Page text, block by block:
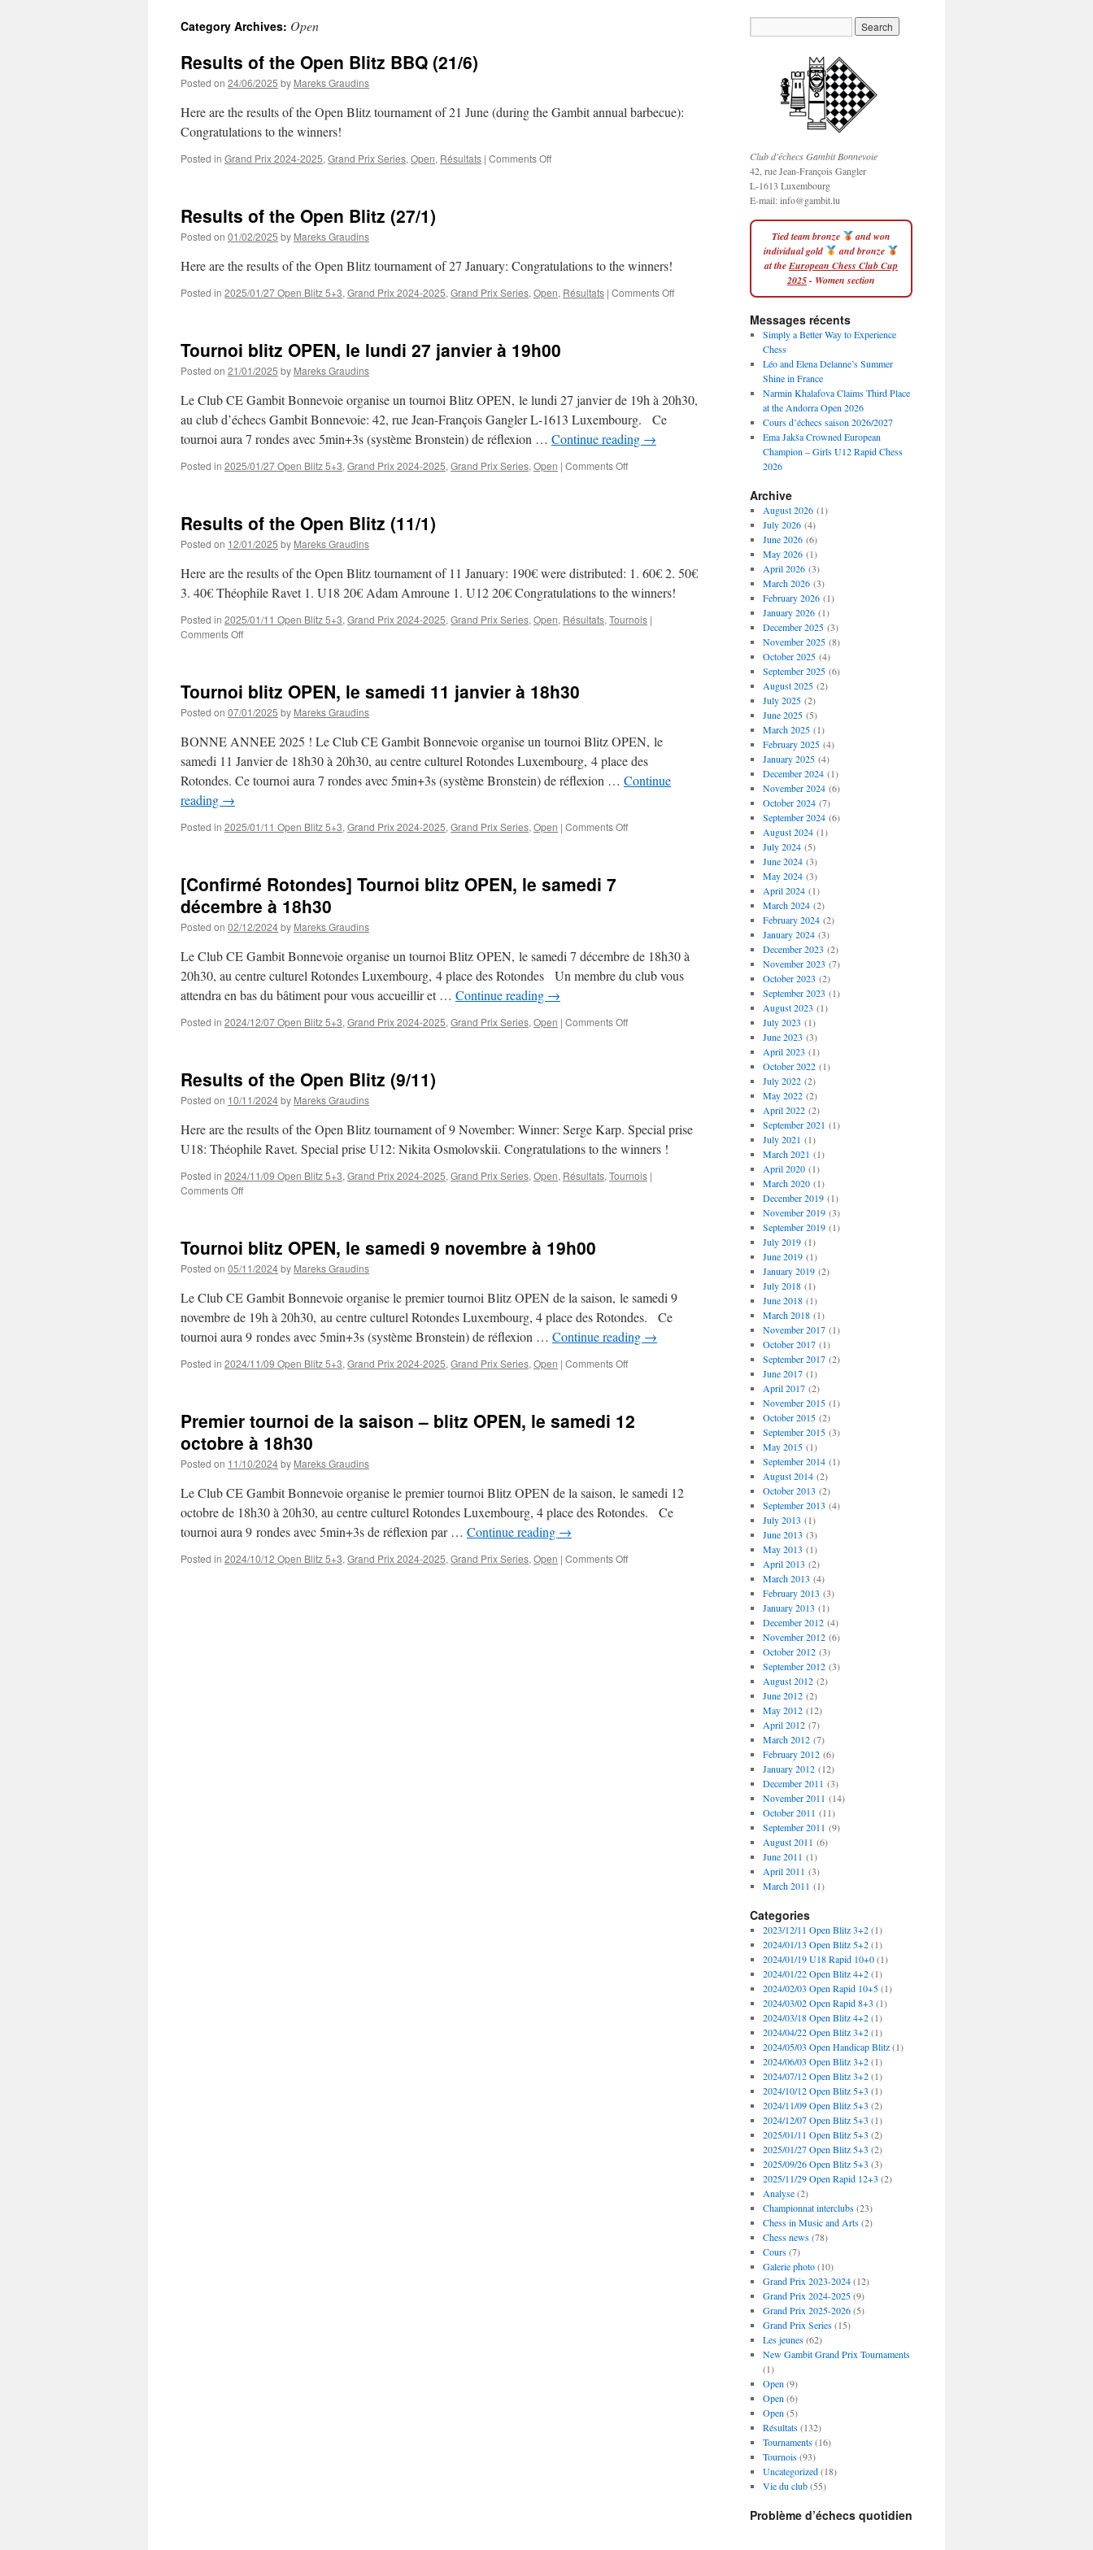
Category Archives: Open
Results of the Open Blitz BBQ (21/6)
Posted on 24/06/2025 by Mareks Graudins
Here are the results of the Open Blitz tournament of 21 June (during the Gambit annual barbecue):
Congratulations to the winners!
Posted in Grand Prix 2024-2025, Grand Prix Series, Open, Résultats | Comments Offon
(21/6)
Results of the Open Blitz (27/1)
Posted on 01/02/2025 by Mareks Graudins
Here are the results of the Open Blitz tournament of 27 January: Congratulations to the winners!
Posted in 2025/01/27 Open Blitz 5+3, Grand Prix 2024-2025, Grand Prix Series, Open, Résultats | Comments Offon
Tournoi blitz OPEN, le lundi 27 janvier à 19h00
Posted on 21/01/2025 by Mareks Graudins
Le Club CE Gambit Bonnevoie organise un tournoi Blitz OPEN, le lundi 27 janvier de 19h à 20h30,
au club d’échecs Gambit Bonnevoie: 42, rue Jean-François Gangler L-1613 Luxembourg. Ce
tournoi aura 7 rondes avec 5min+3s (système Bronstein) de réflexion … Continue reading →
Posted in 2025/01/27 Open Blitz 5+3, Grand Prix 2024-2025, Grand Prix Series, Open | Comments Offon
janvier
à
19h00
Results of the Open Blitz (11/1)
Posted on 12/01/2025 by Mareks Graudins
Here are the results of the Open Blitz tournament of 11 January: 190€ were distributed: 1. 60€ 2. 50€
3. 40€ Théophile Ravet 1. U18 20€ Adam Amroune 1. U12 20€ Congratulations to the winners!
Posted in 2025/01/11 Open Blitz 5+3, Grand Prix 2024-2025, Grand Prix Series, Open, Résultats, Tournois |
Comments Offon
Open
Blitz
(11/1)
Tournoi blitz OPEN, le samedi 11 janvier à 18h30
Posted on 07/01/2025 by Mareks Graudins
BONNE ANNEE 2025 ! Le Club CE Gambit Bonnevoie organise un tournoi Blitz OPEN, le
samedi 11 Janvier de 18h30 à 20h30, au centre culturel Rotondes Luxembourg, 4 place des
Rotondes. Ce tournoi aura 7 rondes avec 5min+3s (système Bronstein) de réflexion … Continue
reading →
Posted in 2025/01/11 Open Blitz 5+3, Grand Prix 2024-2025, Grand Prix Series, Open | Comments Offon
18h30
[Confirmé Rotondes] Tournoi blitz OPEN, le samedi 7
décembre à 18h30
Posted on 02/12/2024by Mareks Graudins
Le Club CE Gambit Bonnevoie organise un tournoi Blitz OPEN, le samedi 7 décembre de 18h30 à
20h30, au centre culturel Rotondes Luxembourg, 4 place des Rotondes Un membre du club vous
attendra en bas du bâtiment pour vous accueillir et … Continue reading →
Posted in 2024/12/07 Open Blitz 5+3, Grand Prix 2024-2025, Grand Prix Series, Open | Comments Offon
samedi
7
décembre
18h30
Results of the Open Blitz (9/11)
Posted on 10/11/2024by Mareks Graudins
Here are the results of the Open Blitz tournament of 9 November: Winner: Serge Karp. Special prise
U18: Théophile Ravet. Special prise U12: Nikita Osmolovskii. Congratulations to the winners !
Posted in 2024/11/09 Open Blitz 5+3, Grand Prix 2024-2025, Grand Prix Series, Open, Résultats, Tournois |
Comments Offon
Open
Blitz
(9/11)
Tournoi blitz OPEN, le samedi 9 novembre à 19h00
Posted on 05/11/2024by Mareks Graudins
Le Club CE Gambit Bonnevoie organise le premier tournoi Blitz OPEN de la saison, le samedi 9
novembre de 19h à 20h30, au centre culturel Rotondes Luxembourg, 4 place des Rotondes. Ce
tournoi aura 9 rondes avec 5min+3s (système Bronstein) de réflexion … Continue reading →
Posted in 2024/11/09 Open Blitz 5+3, Grand Prix 2024-2025, Grand Prix Series, Open | Comments Offon
le
19h00
Premier tournoi de la saison – blitz OPEN, le samedi 12
octobre à 18h30
Posted on 11/10/2024by Mareks Graudins
Le Club CE Gambit Bonnevoie organise le premier tournoi Blitz OPEN de la saison, le samedi 12
octobre de 18h30 à 20h30, au centre culturel Rotondes Luxembourg, 4 place des Rotondes. Ce
tournoi aura 9 rondes avec 5min+3s de réflexion par … Continue reading →
Posted in 2024/10/12 Open Blitz 5+3, Grand Prix 2024-2025, Grand Prix Series, Open | Comments Offon
Club d'échecs Gambit Bonnevoie
42, rue Jean-François Gangler
L-1613 Luxembourg
E-mail:info@gambit.lu
Tied team bronze
and won
individual gold
and bronze
at theEuropean Chess Club Cup
2025- Women section
Messages récents
Simply a Better Way to Experience
Chess
Léo and Elena Delanne’s Summer
Shine in France
Narmin Khalafova Claims Third Place
at the Andorra Open 2026
Cours d’échecs saison 2026/2027
Ema Jakša Crowned European
Champion – Girls U12 Rapid Chess
2026
Archive
August 2026(1)
July 2026(4)
June 2026(6)
May 2026(1)
April 2026(3)
March 2026(3)
February 2026(1)
January 2026(1)
December 2025(3)
November 2025(8)
October 2025(4)
September 2025(6)
August 2025(2)
July 2025(2)
June 2025(5)
March 2025(1)
February 2025(4)
January 2025(4)
December 2024(1)
November 2024(6)
October 2024(7)
September 2024(6)
August 2024(1)
July 2024(5)
June 2024(3)
May 2024(3)
April 2024(1)
March 2024(2)
February 2024(2)
January 2024(3)
December 2023 (2)
November 2023 (7)
October 2023 (2)
September 2023 (1)
August 2023 (1)
July 2023 (1)
June 2023 (3)
April 2023 (1)
October 2022(1)
July 2022(2)
May 2022(2)
April 2022(2)
September 2021 (1)
July 2021 (1)
March 2021 (1)
April 2020(1)
March 2020(1)
December 2019(1)
November 2019(3)
September 2019(1)
July 2019(1)
June 2019(1)
January 2019(2)
July 2018(1)
June 2018(1)
March 2018(1)
November 2017(1)
October 2017(1)
September 2017(2)
June 2017(1)
April 2017(2)
November 2015(1)
October 2015(2)
September 2015(3)
May 2015(1)
September 2014(1)
August 2014(2)
October 2013 (2)
September 2013 (4)
July 2013 (1)
June 2013 (3)
May 2013 (1)
April 2013 (2)
March 2013 (4)
February 2013 (3)
January 2013 (1)
December 2012(4)
November 2012(6)
October 2012(3)
September 2012(3)
August 2012(2)
June 2012(2)
May 2012(12)
April 2012(7)
March 2012(7)
February 2012(6)
January 2012(12)
December 2011 (3)
November 2011 (14)
October 2011 (11)
September 2011 (9)
August 2011 (6)
June 2011 (1)
April 2011 (3)
March 2011 (1)
Categories
2023/12/11 Open Blitz 3+2(1)
2024/01/13 Open Blitz 5+2(1)
2024/01/19 U18 Rapid 10+0(1)
2024/01/22 Open Blitz 4+2(1)
2024/02/03 Open Rapid 10+5(1)
2024/03/02 Open Rapid 8+3 (1)
2024/03/18 Open Blitz 4+2(1)
2024/04/22 Open Blitz 3+2(1)
2024/05/03 Open Handicap Blitz(1)
2024/06/03 Open Blitz 3+2(1)
2024/07/12 Open Blitz 3+2(1)
2024/10/12 Open Blitz 5+3 (1)
2024/11/09 Open Blitz 5+3 (2)
2024/12/07 Open Blitz 5+3 (1)
2025/01/11 Open Blitz 5+3 (2)
2025/01/27 Open Blitz 5+3 (2)
2025/09/26 Open Blitz 5+3 (3)
2025/11/29 Open Rapid 12+3 (2)
Analyse(2)
Championnat interclubs(23)
Chess in Music and Arts(2)
Chess news(78)
Cours(7)
Galerie photo(10)
Grand Prix 2023-2024(12)
Grand Prix 2024-2025(9)
Grand Prix 2025-2026(5)
Grand Prix Series(15)
Les jeunes(62)
New Gambit Grand Prix Tournaments
(1)
Open (9)
Open (6)
Open (5)
Résultats(132)
Tournaments(16)
Tournois(93)
Uncategorized(18)
Vie du club(55)
Problème d’échecs quotidien